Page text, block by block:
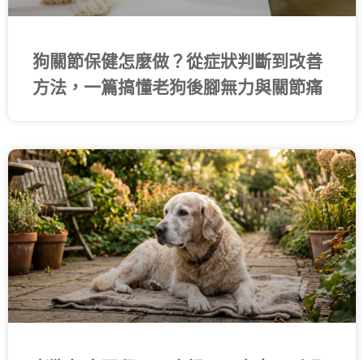
狗關節保健怎麼做？從症狀判斷到改善
方法，一篇搞懂老狗後腳無力與關節痛